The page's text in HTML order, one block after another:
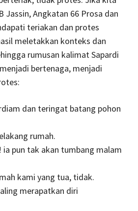
Jassin, Angkatan 66 Prosa dan
teriakan dan protes
meletakkan konteks dan
rumusan kalimat Sapardi
bertenaga, menjadi
dan teringat batang pohon
rumah.
pun tak akan tumbang malam
kami yang tua, tidak.
merapatkan diri